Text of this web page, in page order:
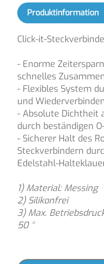
Produktinformation
Click-it-
- Enorme
schnelles
- Flexibles System
und
- Absolute Dichtheit
durch beständigen
- Sicherer Halt des
Steckverbindern
Edelstahl-
1) Material: Messing
2) Silikonfrei
3) Max.
50 °